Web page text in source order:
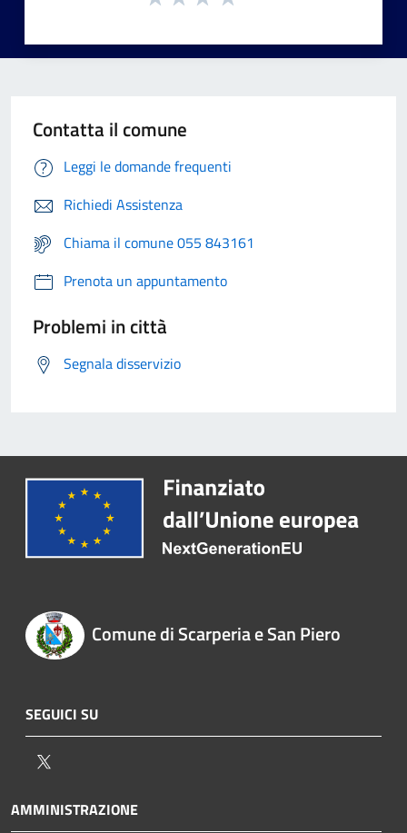
Contatta il comune
Leggi le domande frequenti
Richiedi Assistenza
Chiama il comune 055 843161
Prenota un appuntamento
Problemi in città
Segnala disservizio
Comune di Scarperia e San Piero
SEGUICI SU
AMMINISTRAZIONE